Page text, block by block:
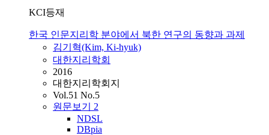
KCI등재
한국 인문지리학 분야에서 북한 연구의 동향과 과제
김기혁(Kim, Ki-hyuk)
대한지리학회
2016
대한지리학회지
Vol.51 No.5
원문보기 2
NDSL
DBpia